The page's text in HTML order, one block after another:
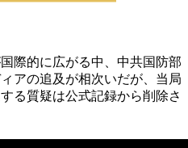
際的に広がる中、中共国防部
アの追及が相次いだが、当局
る質疑は公式記録から削除さ